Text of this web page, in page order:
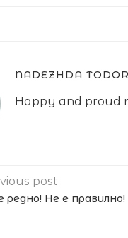
NADEZHDA
Happy and proud
post
редно! Не е